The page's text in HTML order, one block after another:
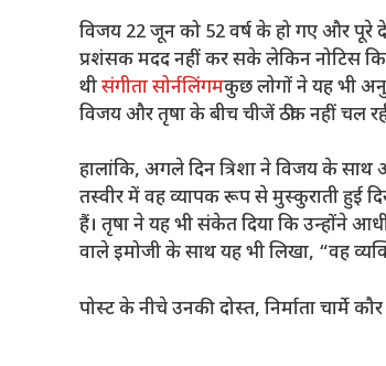
विजय 22 जून को 52 वर्ष के हो गए और
प्रशंसक मदद नहीं कर सके लेकिन नोटिस
थीसंगीता सोर्नलिंगमकुछ लोगों ने यह भी
विजय और तृषा के बीच चीजें ठीक नहीं चल
हालांकि, अगले दिन त्रिशा ने विजय के साथ
तस्वीर में वह व्यापक रूप से मुस्कुराती हुई
हैं। तृषा ने यह भी संकेत दिया कि उन्होंने
वाले इमोजी के साथ यह भी लिखा, “वह
पोस्ट के नीचे उनकी दोस्त, निर्माता चार्मे